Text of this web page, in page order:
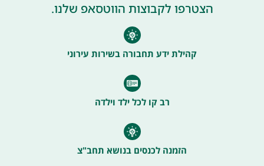
הצטרפו לקבוצות הווטסאפ שלנו.
קהילת ידע תחבורה בשירות עירוני
רב קו לכל ילד וילדה
הזמנה לכנסים בנושא תחב"צ